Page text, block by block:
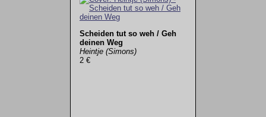
Scheiden tut so weh / Geh
deinen Weg
Heintje (Simons)
2 €